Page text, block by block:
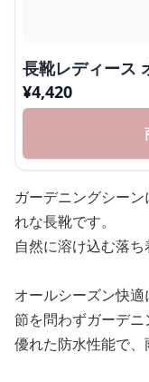
長靴レディース
¥4,420
ガーデニングシー
れな長靴です。
自然に溶け込む落ち
オールシーズン快
節を問わずガーデニ
優れた防水性能で、